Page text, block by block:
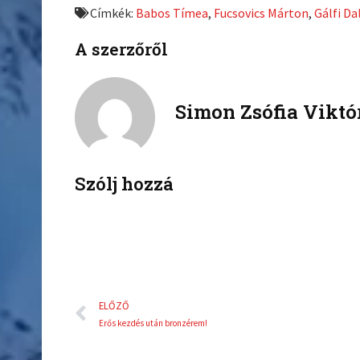
o
f
b
o
t
t
Címkék: Babos Tímea, Fucsovics Márton,Gálfi
A szerzőről
Simon Zsófia
Szólj hozzá
Előző
ELŐZŐ
Erős kezdés után bronzérem!